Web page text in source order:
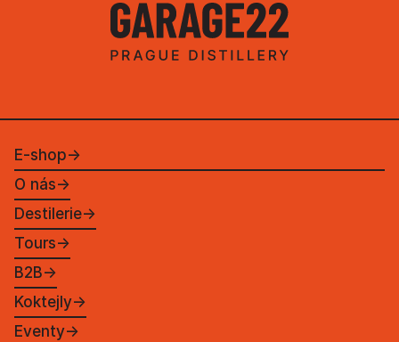
E-shop→
O nás→
Destilerie→
Tours→
B2B→
Koktejly→
Eventy→